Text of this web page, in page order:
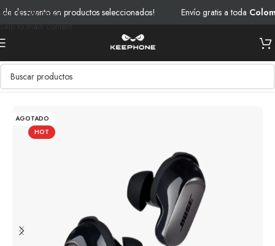
Skip to navigation
Skip to main content
en productos seleccionados! Envío gratis a toda
Inicio/Productos/Audio
AGOTADO
HOT